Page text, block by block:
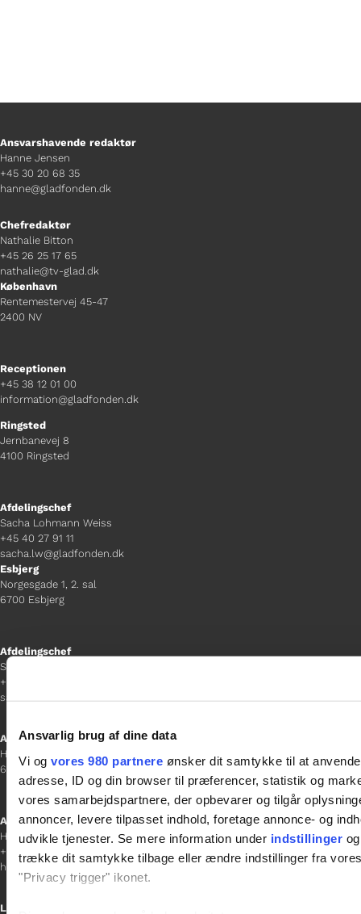
Ansvarlig brug af dine data
Vi og vores 980 partnere ønsker dit samtykke til at
adresse, ID og din browser til præferencer, statistik og
vores samarbejdspartnere, der opbevarer og tilgår
annoncer, levere tilpasset indhold, foretage annonce- og
udvikle tjenester. Se mere information under indstillinger
trække dit samtykke tilbage eller ændre indstillinger fra
"Privacy trigger" ikonet.
Ansvarshavende redaktør
Hanne Jensen
+45 30 20 68 35
hanne@gladfonden.dk
Chefredaktør
Nathalie Bitton
+45 26 25 17 65
nathalie@tv-glad.dk
København
Rentemestervej 45-47
2400 NV
Receptionen
+45 38 12 01 00
information@gladfonden.dk
Ringsted
Jernbanevej 8
4100 Ringsted
Afdelingschef
Sacha Lohmann Weiss
+45 40 27 91 11
sacha.lw@gladfonden.dk
Esbjerg
Norgesgade 1, 2. sal
6700 Esbjerg
Afdelingschef
Sanne Hansen
+45 23 69 19 35
sanne.h@gladfonden.dk
Aabenraa
H P Hanssens Gade 23, 2.
6200 Aabenraa
Afdelingschef
Helene Teichert
+45 29 37 32 41
helene.t@gladfonden.dk
Links